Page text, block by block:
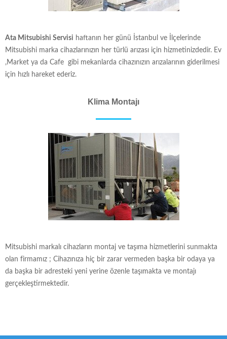
Ata Mitsubishi Servisi haftanın her günü İstanbul ve İlçelerinde
Mitsubishi marka cihazlarınızın her türlü arızası için hizmetinizdedir. Ev
,Market ya da Cafe gibi mekanlarda cihazınızın arızalarının giderilmesi
için hızlı hareket ederiz.
Klima Montajı
Mitsubishi markalı cihazların montaj ve taşıma hizmetlerini sunmakta
olan firmamız ; Cihazınıza hiç bir zarar vermeden başka bir odaya ya
da başka bir adresteki yeni yerine özenle taşımakta ve montajı
gerçekleştirmektedir.